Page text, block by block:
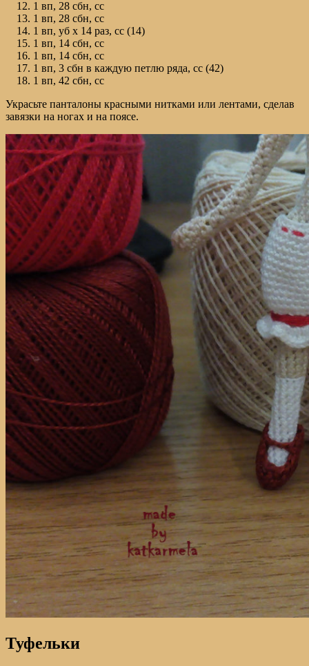
1 вп, 28 сбн, сс
1 вп, 28 сбн, сс
1 вп, уб х 14 раз, сс (14)
1 вп, 14 сбн, сс
1 вп, 14 сбн, сс
1 вп, 3 сбн в каждую петлю ряда, сс (42)
1 вп, 42 сбн, сс
Украсьте панталоны красными нитками или лентами, сделав
завязки на ногах и на поясе.
Туфельки